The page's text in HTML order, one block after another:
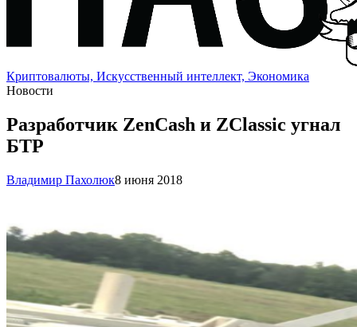
Криптовалюты, Искусственный интеллект, Экономика
Новости
Разработчик ZenCash и ZСlassic угнал
БТР
Владимир Пахолюк8 июня 2018